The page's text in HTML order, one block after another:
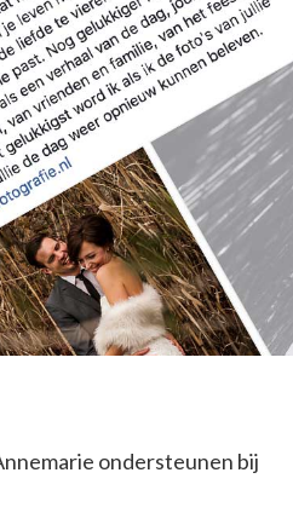
ondersteunen bij